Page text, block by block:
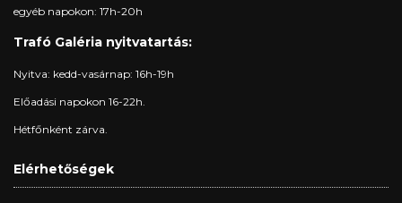
egyéb napokon: 17h-20h
Trafó Galéria nyitvatartás:
Nyitva: kedd-vasárnap: 16h-19h
Előadási napokon 16-22h.
Hétfőnként zárva.
Elérhetőségek